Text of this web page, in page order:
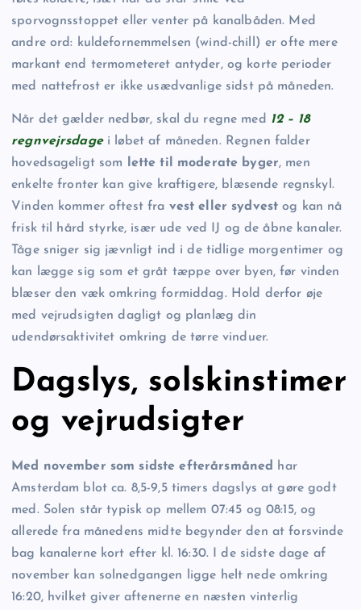
sporvognsstoppet eller venter på kanalbåden. Med
andre ord: kuldefornemmelsen (wind-chill) er ofte mere
markant end termometeret antyder, og korte perioder
med nattefrost er ikke usædvanlige sidst på måneden.
Når det gælder nedbør, skal du regne med 12 – 18
regnvejrsdagei løbet af måneden. Regnen falder
hovedsageligt som
lette til moderate byger, men
enkelte fronter kan give kraftigere, blæsende regnskyl.
Vinden kommer oftest fra vest eller sydvest og kan nå
frisk til hård styrke, især ude ved IJ og de åbne kanaler.
Tåge sniger sig jævnligt ind i de tidlige morgentimer og
kan lægge sig som et gråt tæppe over byen, før vinden
blæser den væk omkring formiddag. Hold derfor øje
med vejrudsigten dagligt og planlæg din
udendørsaktivitet omkring de tørre vinduer.
Dagslys, solskinstimer
og vejrudsigter
Med november som sidste efterårsmåned
har
Amsterdam blot ca. 8,5-9,5 timers dagslys at gøre godt
med. Solen står typisk op mellem 07:45 og 08:15, og
allerede fra månedens midte begynder den at forsvinde
bag kanalerne kort efter kl. 16:30. I de sidste dage af
november kan solnedgangen ligge helt nede omkring
16:20, hvilket giver aftenerne en næsten vinterlig